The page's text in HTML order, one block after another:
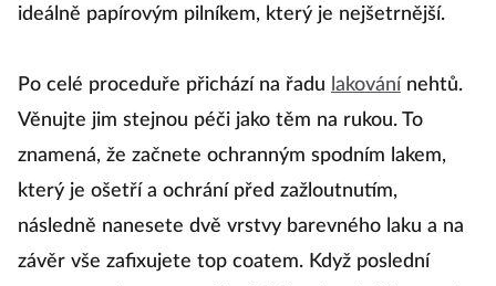
ideálně papírovým pilníkem, který je nejšetrnější.
Po celé proceduře přichází na řadu lakování nehtů.
Věnujte jim stejnou péči jako těm na rukou. To
znamená, že začnete ochranným spodním lakem,
který je ošetří a ochrání před zažloutnutím,
následně nanesete dvě vrstvy barevného laku a na
závěr vše zafixujete top coatem. Když poslední